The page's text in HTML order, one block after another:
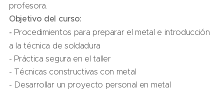
profesora.
Objetivo del curso:
- Procedimientos para preparar el metal e introducción
a la técnica de soldadura
- Práctica segura en el taller
- Técnicas constructivas con metal
- Desarrollar un proyecto personal en metal